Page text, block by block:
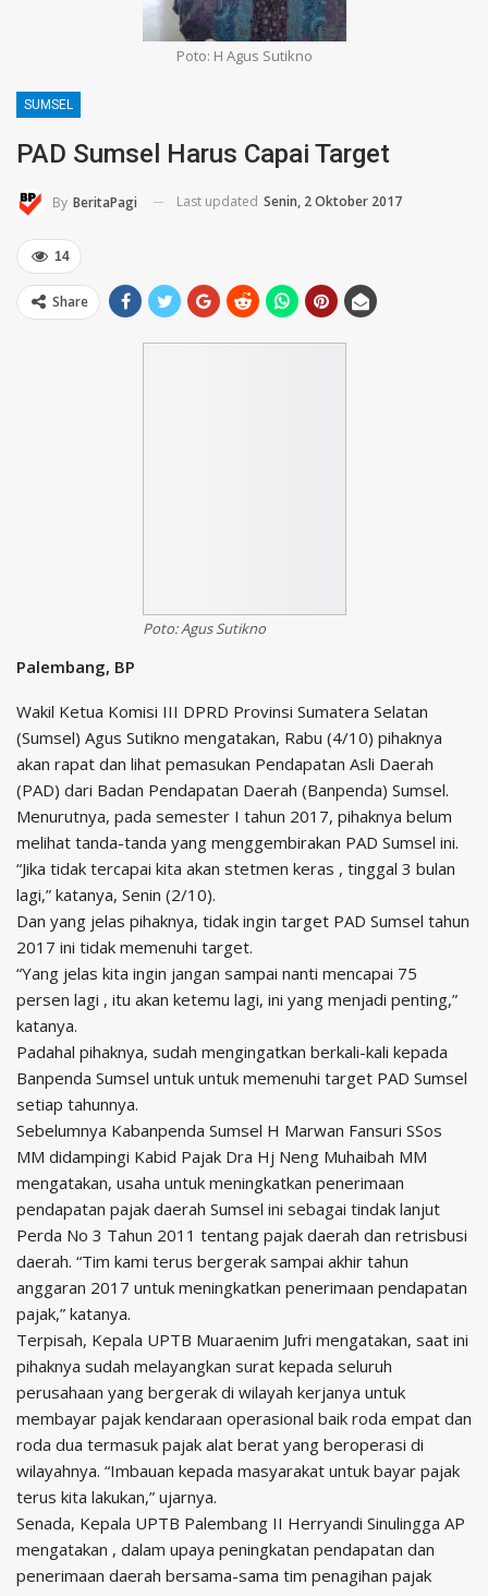
Poto: H Agus Sutikno
SUMSEL
PAD Sumsel Harus Capai Target
By BeritaPagi Last updated Senin, 2 Oktober 2017
14
Share
Poto: Agus Sutikno
Palembang, BP
Wakil Ketua Komisi III DPRD Provinsi Sumatera Selatan
(Sumsel) Agus Sutikno mengatakan, Rabu (4/10) pihaknya
akan rapat dan lihat pemasukan Pendapatan Asli Daerah
(PAD) dari Badan Pendapatan Daerah (Banpenda) Sumsel.
Menurutnya, pada semester I tahun 2017, pihaknya belum
melihat tanda-tanda yang menggembirakan PAD Sumsel ini.
“Jika tidak tercapai kita akan stetmen keras , tinggal 3 bulan
lagi,” katanya, Senin (2/10).
Dan yang jelas pihaknya, tidak ingin target PAD Sumsel tahun
2017 ini tidak memenuhi target.
“Yang jelas kita ingin jangan sampai nanti mencapai 75
persen lagi , itu akan ketemu lagi, ini yang menjadi penting,”
katanya.
Padahal pihaknya, sudah mengingatkan berkali-kali kepada
Banpenda Sumsel untuk untuk memenuhi target PAD Sumsel
setiap tahunnya.
Sebelumnya Kabanpenda Sumsel H Marwan Fansuri SSos
MM didampingi Kabid Pajak Dra Hj Neng Muhaibah MM
mengatakan, usaha untuk meningkatkan penerimaan
pendapatan pajak daerah Sumsel ini sebagai tindak lanjut
Perda No 3 Tahun 2011 tentang pajak daerah dan retrisbusi
daerah. “Tim kami terus bergerak sampai akhir tahun
anggaran 2017 untuk meningkatkan penerimaan pendapatan
pajak,” katanya.
Terpisah, Kepala UPTB Muaraenim Jufri mengatakan, saat ini
pihaknya sudah melayangkan surat kepada seluruh
perusahaan yang bergerak di wilayah kerjanya untuk
membayar pajak kendaraan operasional baik roda empat dan
roda dua termasuk pajak alat berat yang beroperasi di
wilayahnya. “Imbauan kepada masyarakat untuk bayar pajak
terus kita lakukan,” ujarnya.
Senada, Kepala UPTB Palembang II Herryandi Sinulingga AP
mengatakan , dalam upaya peningkatan pendapatan dan
penerimaan daerah bersama-sama tim penagihan pajak